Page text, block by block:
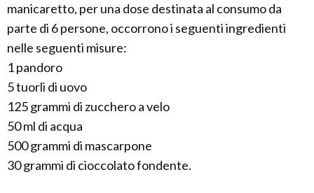
manicaretto, per una dose destinata al consumo da
parte di 6 persone, occorrono i seguenti ingredienti
nelle seguenti misure:
1 pandoro
5 tuorli di uovo
125 grammi di zucchero a velo
50 ml di acqua
500 grammi di mascarpone
30 grammi di cioccolato fondente.